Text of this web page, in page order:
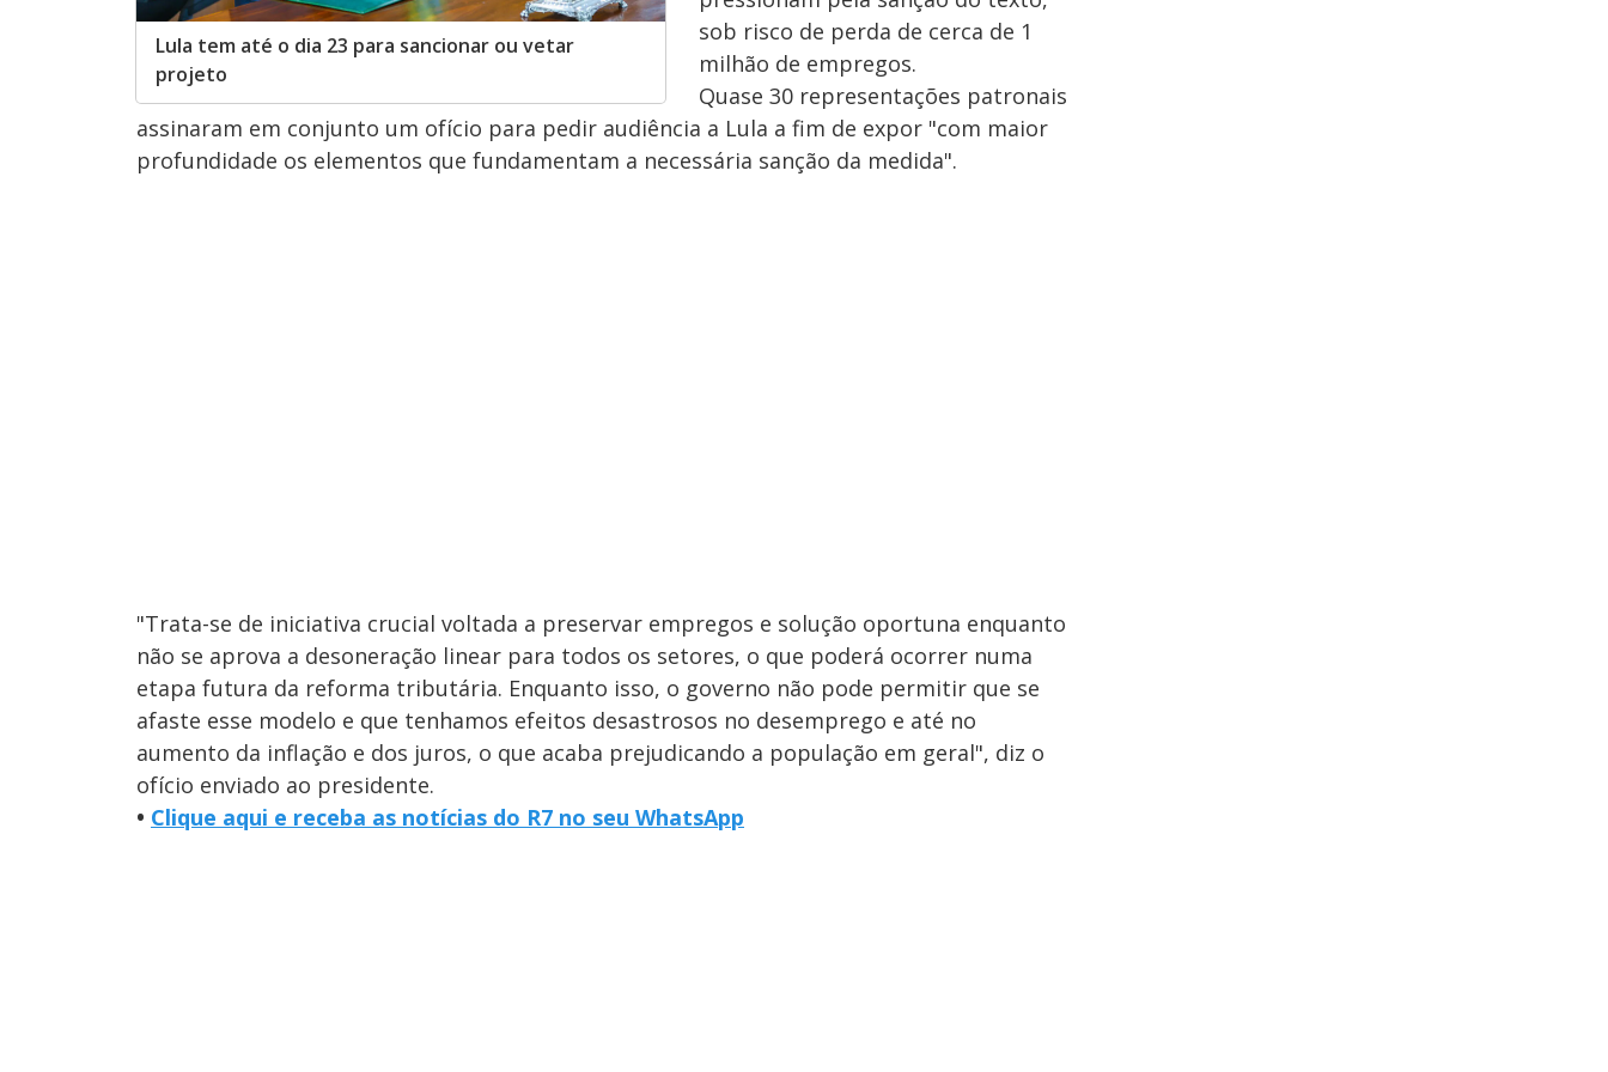
Lula tem até o dia 23 para sancionar ou vetar
projeto
sob risco de perda de cerca de 1
milhão de empregos.
Quase 30 representações patronais
assinaram em conjunto um ofício para pedir audiência a Lula a fim de expor "com maior
profundidade os elementos que fundamentam a necessária sanção da medida".
"Trata-se de iniciativa crucial voltada a preservar empregos e solução oportuna enquanto
não se aprova a desoneração linear para todos os setores, o que poderá ocorrer numa
etapa futura da reforma tributária. Enquanto isso, o governo não pode permitir que se
afaste esse modelo e que tenhamos efeitos desastrosos no desemprego e até no
aumento da inflação e dos juros, o que acaba prejudicando a população em geral", diz o
ofício enviado ao presidente.
• Clique aqui e receba as notícias do R7 no seu WhatsApp